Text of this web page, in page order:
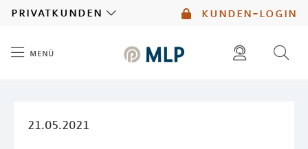
kunden-login
privatkunden
menü
21.05.2021